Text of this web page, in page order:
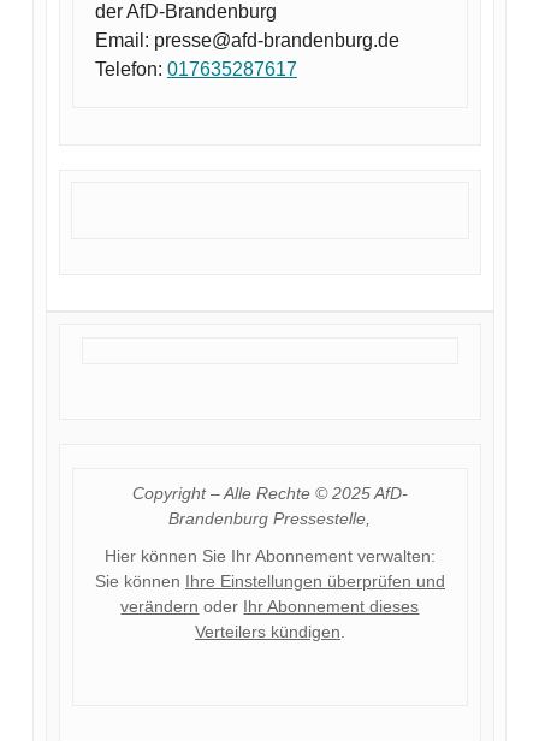
der AfD-Brandenburg
Email: presse@afd-brandenburg.de
Telefon: 017635287617
Copyright – Alle Rechte © 2025 AfD-
Brandenburg Pressestelle,
Hier können Sie Ihr Abonnement verwalten:
Sie können Ihre Einstellungen überprüfen und
verändern oder Ihr Abonnement dieses
Verteilers kündigen